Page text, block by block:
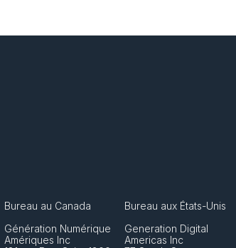
Bureau au Canada
Génération Numérique
Amériques Inc
Bureau aux États-Unis
Generation Digital
Americas Inc